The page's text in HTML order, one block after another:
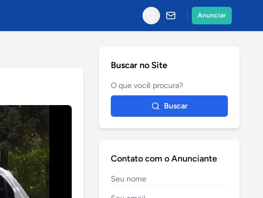
Anunciar
Buscar no Site
Buscar
Contato com o Anunciante